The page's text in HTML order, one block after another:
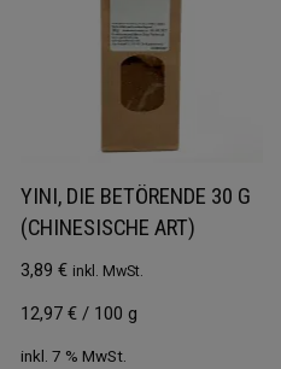
YINI, DIE BETÖRENDE 30 G
(CHINESISCHE ART)
3,89€ inkl. MwSt.
12,97€ / 100 g
inkl. 7 % MwSt.